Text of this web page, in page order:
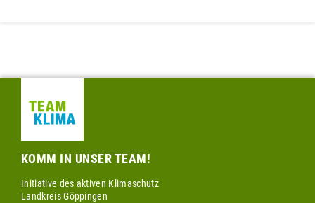
KOMM IN UNSER TEAM!
Initiative des aktiven Klimaschutz
Landkreis Göppingen